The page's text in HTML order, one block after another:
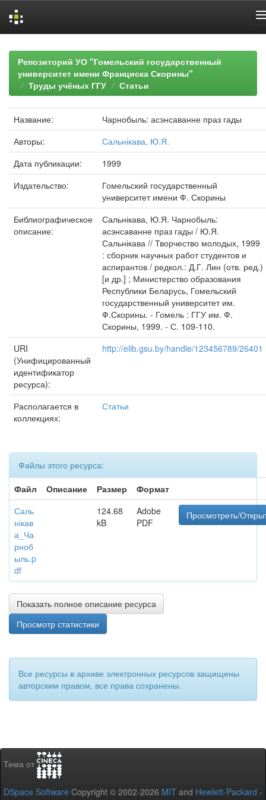
navigationРепозиторий УО "Гомельский государственный
университет имени Франциска Скорины"
Труды учёных ГГУ
Статьи
Название:
Чарнобыль: асэнсаванне праз гады
Авторы:
Сальнікава, Ю.Я.
Дата публикации:
1999
Издательство:
Гомельский государственный
университет имени Ф. Скорины
Библиографическое
описание:
Сальнікава, Ю.Я. Чарнобыль:
асэнсаванне праз гады / Ю.Я.
Сальнікава // Творчество молодых, 1999
: сборник научных работ студентов и
аспирантов / редкол.: Д.Г. Лин (отв. ред.)
[и др.] ; Министерство образования
Республики Беларусь, Гомельский
государственный университет им.
Ф.Скорины. - Гомель : ГГУ им. Ф.
Скорины, 1999. - С. 109-110.
URI
(Унифицированный
идентификатор
ресурса):
http://elib.gsu.by/handle/123456789/26401
Располагается в
коллекциях:
Статьи
Файлы этого ресурса:
Файл
Описание Размер
Формат
Саль
нікав
а_Ча
рноб
ыль.p
df
124.68
kB
Adobe
PDF
Просмотреть/
Показать полное описание ресурса
Просмотр статистики
Все ресурсы в архиве электронных ресурсов защищены
авторским правом, все права сохранены.
Тема от
DSpace Software Copyright © 2002-2026 MIT and Hewlett-Packard -